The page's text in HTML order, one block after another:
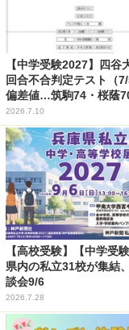
【中学受験2027】四谷
回合不合判定テスト（7/
偏差値…筑駒74・桜蔭
2026.7.10
【高校受験】【中学受
県内の私立31校が集結
談会9/6
2026.7.28